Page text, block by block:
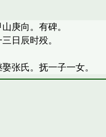
庚向。有碑。
日辰时殁。
张氏。抚一子一女。